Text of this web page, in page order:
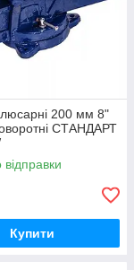
200 мм 8"
СТАНДАРТ
Купити